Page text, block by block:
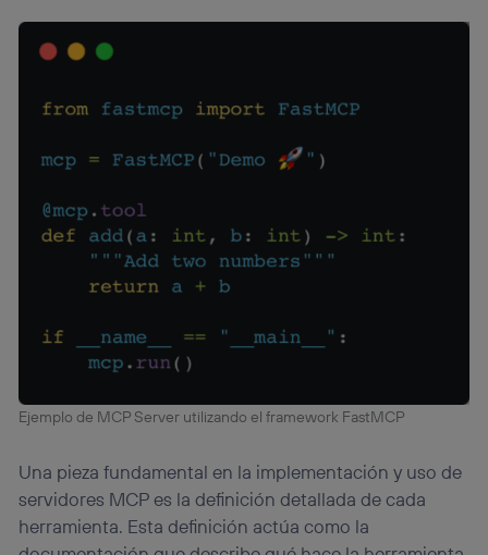
Ejemplo de MCP Server utilizando el framework FastMCP
Una pieza fundamental en la implementación y uso de
servidores MCP es la definición detallada de cada
herramienta. Esta definición actúa como la